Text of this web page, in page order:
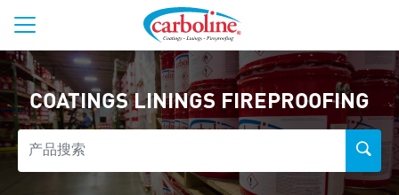
COATINGS LININGS FIREPROOFING